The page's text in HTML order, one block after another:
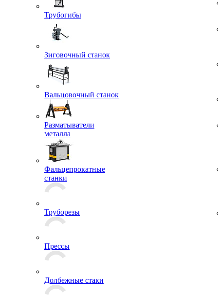
Трубогибы
Зиговочный станок
Вальцовочный станок
Разматыватели
металла
Фальцепрокатные
станки
Труборезы
Прессы
Долбежные стаки